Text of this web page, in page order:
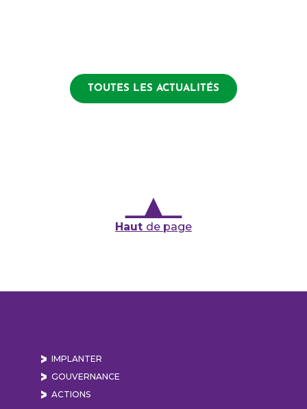
TOUTES LES ACTUALITÉS
Haut de page
IMPLANTER
GOUVERNANCE
ACTIONS